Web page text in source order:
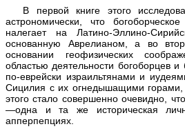
В первой книге этого
астрономически, что
налегает на Латино-Эллино-
основанную Аврелианом, а во
основании геофизических
областью деятельности богоборцев
по-еврейски израильтянами и
Сицилия с их огнедышащими
этого стало совершенно очевидно,
—одна и та же историческая
апперпепциях.